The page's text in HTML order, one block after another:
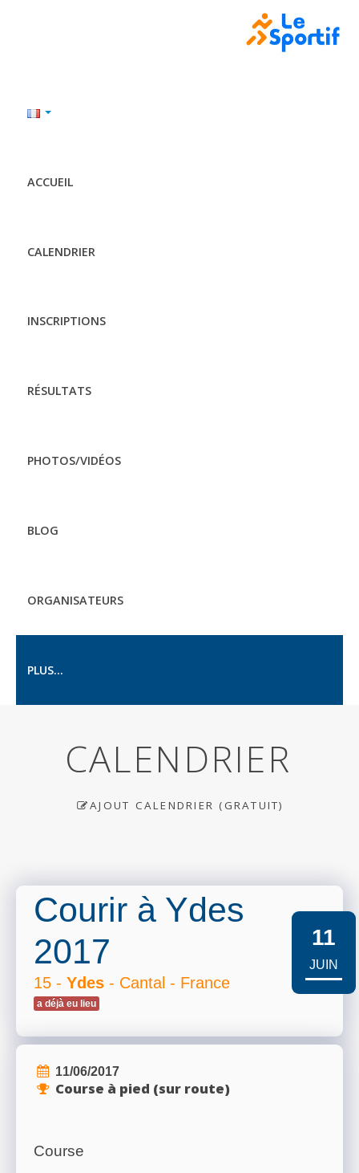
ACCUEIL
CALENDRIER
INSCRIPTIONS
RÉSULTATS
PHOTOS/VIDÉOS
BLOG
ORGANISATEURS
PLUS...
CALENDRIER
AJOUT CALENDRIER (GRATUIT)
Courir à Ydes
2017
15 - Ydes - Cantal - France
a déjà eu lieu
11
JUIN
11/06/2017
Course à pied (sur route)
Course